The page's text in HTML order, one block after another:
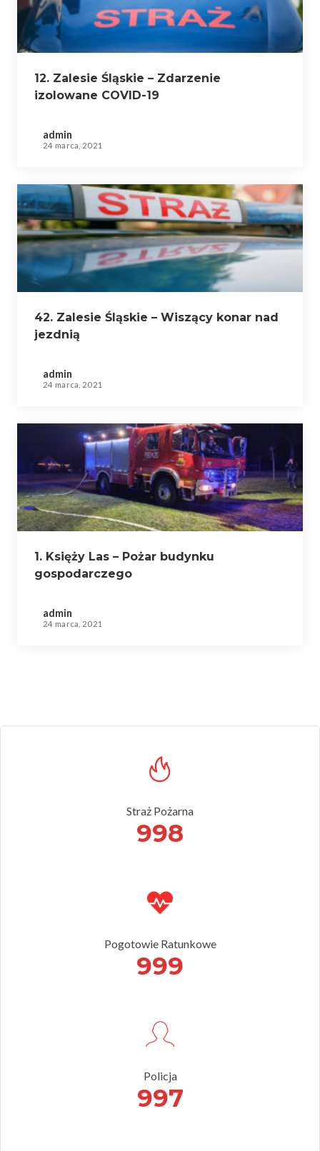
12. Zalesie Śląskie – Zdarzenie
izolowane COVID-19
admin
24 marca, 2021
42. Zalesie Śląskie – Wiszący konar nad
jezdnią
admin
24 marca, 2021
1. Księży Las – Pożar budynku
gospodarczego
admin
24 marca, 2021
Straż Pożarna
998
Pogotowie Ratunkowe
999
Policja
997